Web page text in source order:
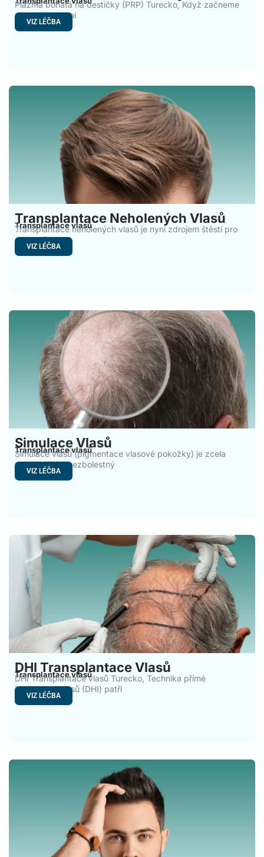
Plazma bohatá na destičky (PRP) Turecko, Když začneme
pozorovat první
VIZ LÉČBA
Transplantace Neholených Vlasů
Transplantace vlasů
Transplantace neholených vlasů je nyní zdrojem štěstí pro
mnoho žen
VIZ LÉČBA
Simulace Vlasů
Transplantace vlasů
Simulace vlasů (pigmentace vlasové pokožky) je zcela
nestresující a bezbolestný
VIZ LÉČBA
DHI Transplantace Vlasů
Transplantace vlasů
DHI Transplantace vlasů Turecko, Technika přímé
implantace vlasů (DHI) patří
VIZ LÉČBA